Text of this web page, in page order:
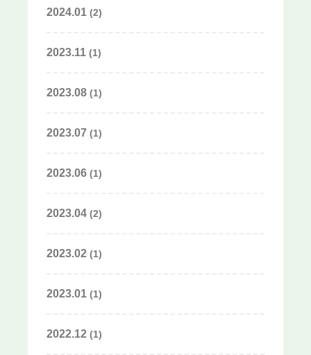
2024.01(2)
2023.11(1)
2023.08(1)
2023.07(1)
2023.06(1)
2023.04(2)
2023.02(1)
2023.01(1)
2022.12(1)